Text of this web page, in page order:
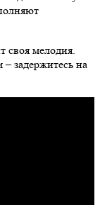
своя мелодия.
– задержитесь на